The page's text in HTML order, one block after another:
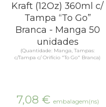
Kraft (12Oz) 360ml c/
Tampa “To Go”
Branca - Manga 50
unidades
(Quantidade: Manga, Tampas:
c/Tampa c/ Orifício "To Go" Branca)
7,08 € embalagem(ns)